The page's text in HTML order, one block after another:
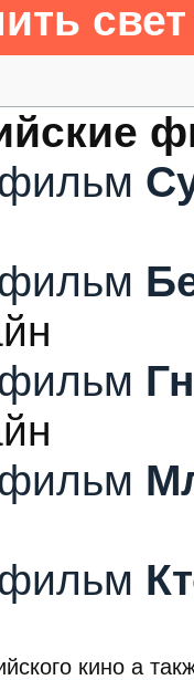
кино а